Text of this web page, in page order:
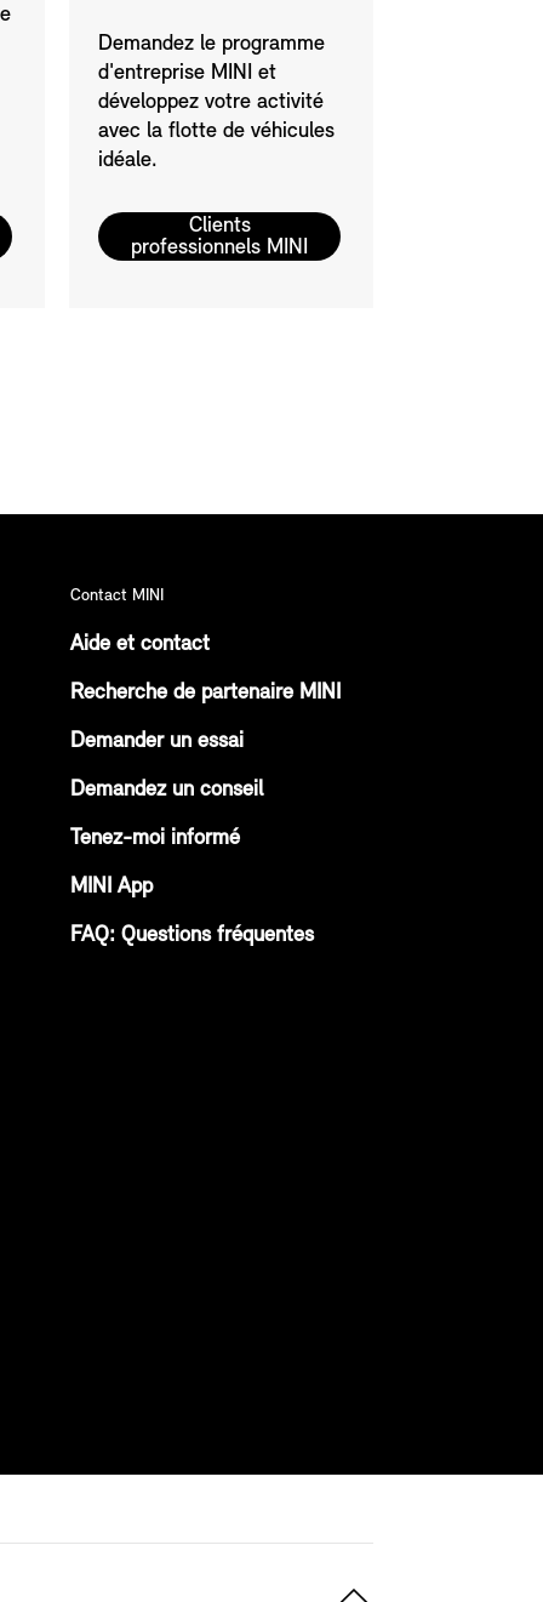
Demandez le programme
d'entreprise MINI et
développez votre activité
avec la flotte de véhicules
idéale.
Clients
professionnels MINI
Contact MINI
Aide et contact
Recherche de partenaire MINI
Demander un essai
Demandez un conseil
Tenez-moi informé
MINI App
FAQ: Questions fréquentes